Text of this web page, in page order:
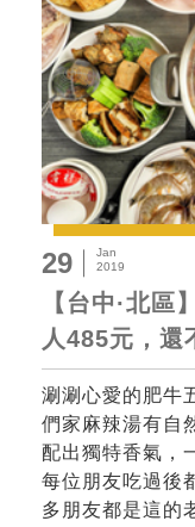
29
Jan
2019
【台中·北
人485元，還
涮涮心愛的肥牛
們家麻辣湯有自
配出獨特香氣，
每位朋友吃過後
多朋友都是這的